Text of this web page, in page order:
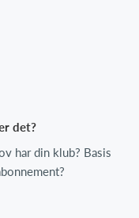
det?
har din klub? Basis